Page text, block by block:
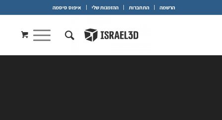
הרשמה התחברות ההזמנות שלי איפוס סיסמה